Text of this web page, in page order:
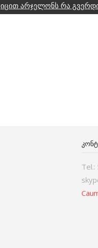
იცით არჯელონს რა